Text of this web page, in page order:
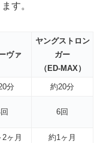
す。
ヴァ
ヤングストロン
ガー
（ED-MAX）
分 約20分
6回
ヶ月 約1ヶ月